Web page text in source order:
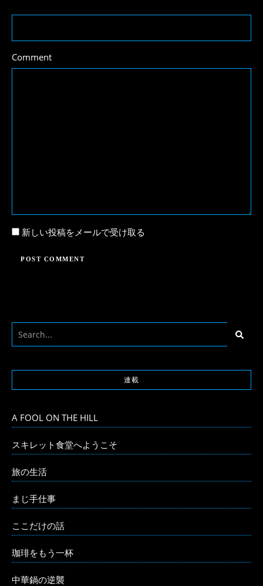
Comment
新しい投稿をメールで受け取る
連載
A FOOL ON THE HILL
スキレット食堂へようこそ
旅の生活
まじ手仕事
ここだけの話
珈琲をもう一杯
中華鍋の逆襲